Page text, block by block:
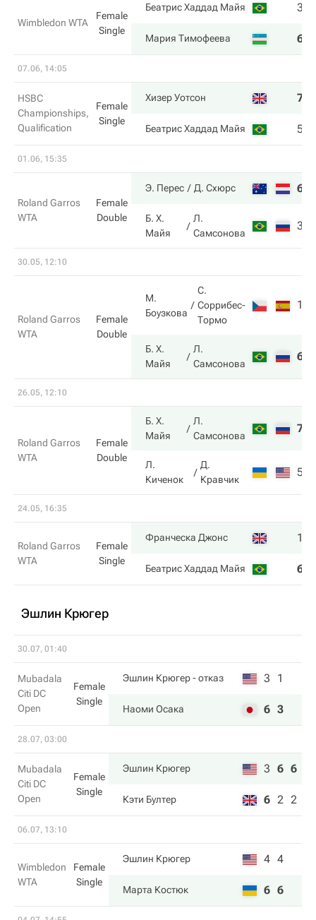
Wimbledon WTA
Female
Single
Беатрис Хаддад Майя 3
Мария Тимофеева 6
07.06, 14:05
HSBC
Championships,
Qualification
Female
Single
Хизер Уотсон 7
Беатрис Хаддад Майя 5
01.06, 15:35
Roland Garros
WTA
Female
Double
Э. Перес Д. Схюрс 6
Б. Х.
Майя
Л.
Самсонова
3
30.05, 12:10
Roland Garros
WTA
Female
Double
М.
Боузкова
С.
Соррибес-
Тормо
1
Б. Х.
Майя
Л.
Самсонова
6
26.05, 12:10
Roland Garros
WTA
Female
Double
Б. Х.
Майя
Л.
Самсонова
7
Л.
Киченок
Д.
Кравчик
5
24.05, 16:35
Roland Garros
WTA
Female
Single
Франческа Джонс 1
Беатрис Хаддад Майя 6
Эшлин Крюгер
30.07, 01:40
Mubadala
Citi DC
Open
Female
Single
Эшлин Крюгер- отказ 3 1
Наоми Осака 6 3
28.07, 03:00
Mubadala
Citi DC
Open
Female
Single
Эшлин Крюгер 3 6 6
Кэти Бултер 6 2 2
06.07, 13:10
Wimbledon
WTA
Female
Single
Эшлин Крюгер 4 4
Марта Костюк 6 6